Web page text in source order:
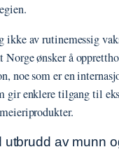
ikke av rutinemessig
Norge ønsker å
noe som er en
gir enklere tilgang til
utbrudd av munn